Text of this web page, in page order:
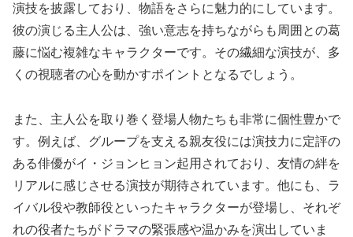
演技を披露しており、物語をさらに魅力的にしています。
彼の演じる主人公は、強い意志を持ちながらも周囲との葛
藤に悩む複雑なキャラクターです。その繊細な演技が、多
くの視聴者の心を動かすポイントとなるでしょう。
また、主人公を取り巻く登場人物たちも非常に個性豊かで
す。例えば、グループを支える親友役には演技力に定評の
ある俳優がイ・ジョンヒョン起用されており、友情の絆を
リアルに感じさせる演技が期待されています。他にも、ラ
イバル役や教師役といったキャラクターが登場し、それぞ
れの役者たちがドラマの緊張感や温かみを演出していま